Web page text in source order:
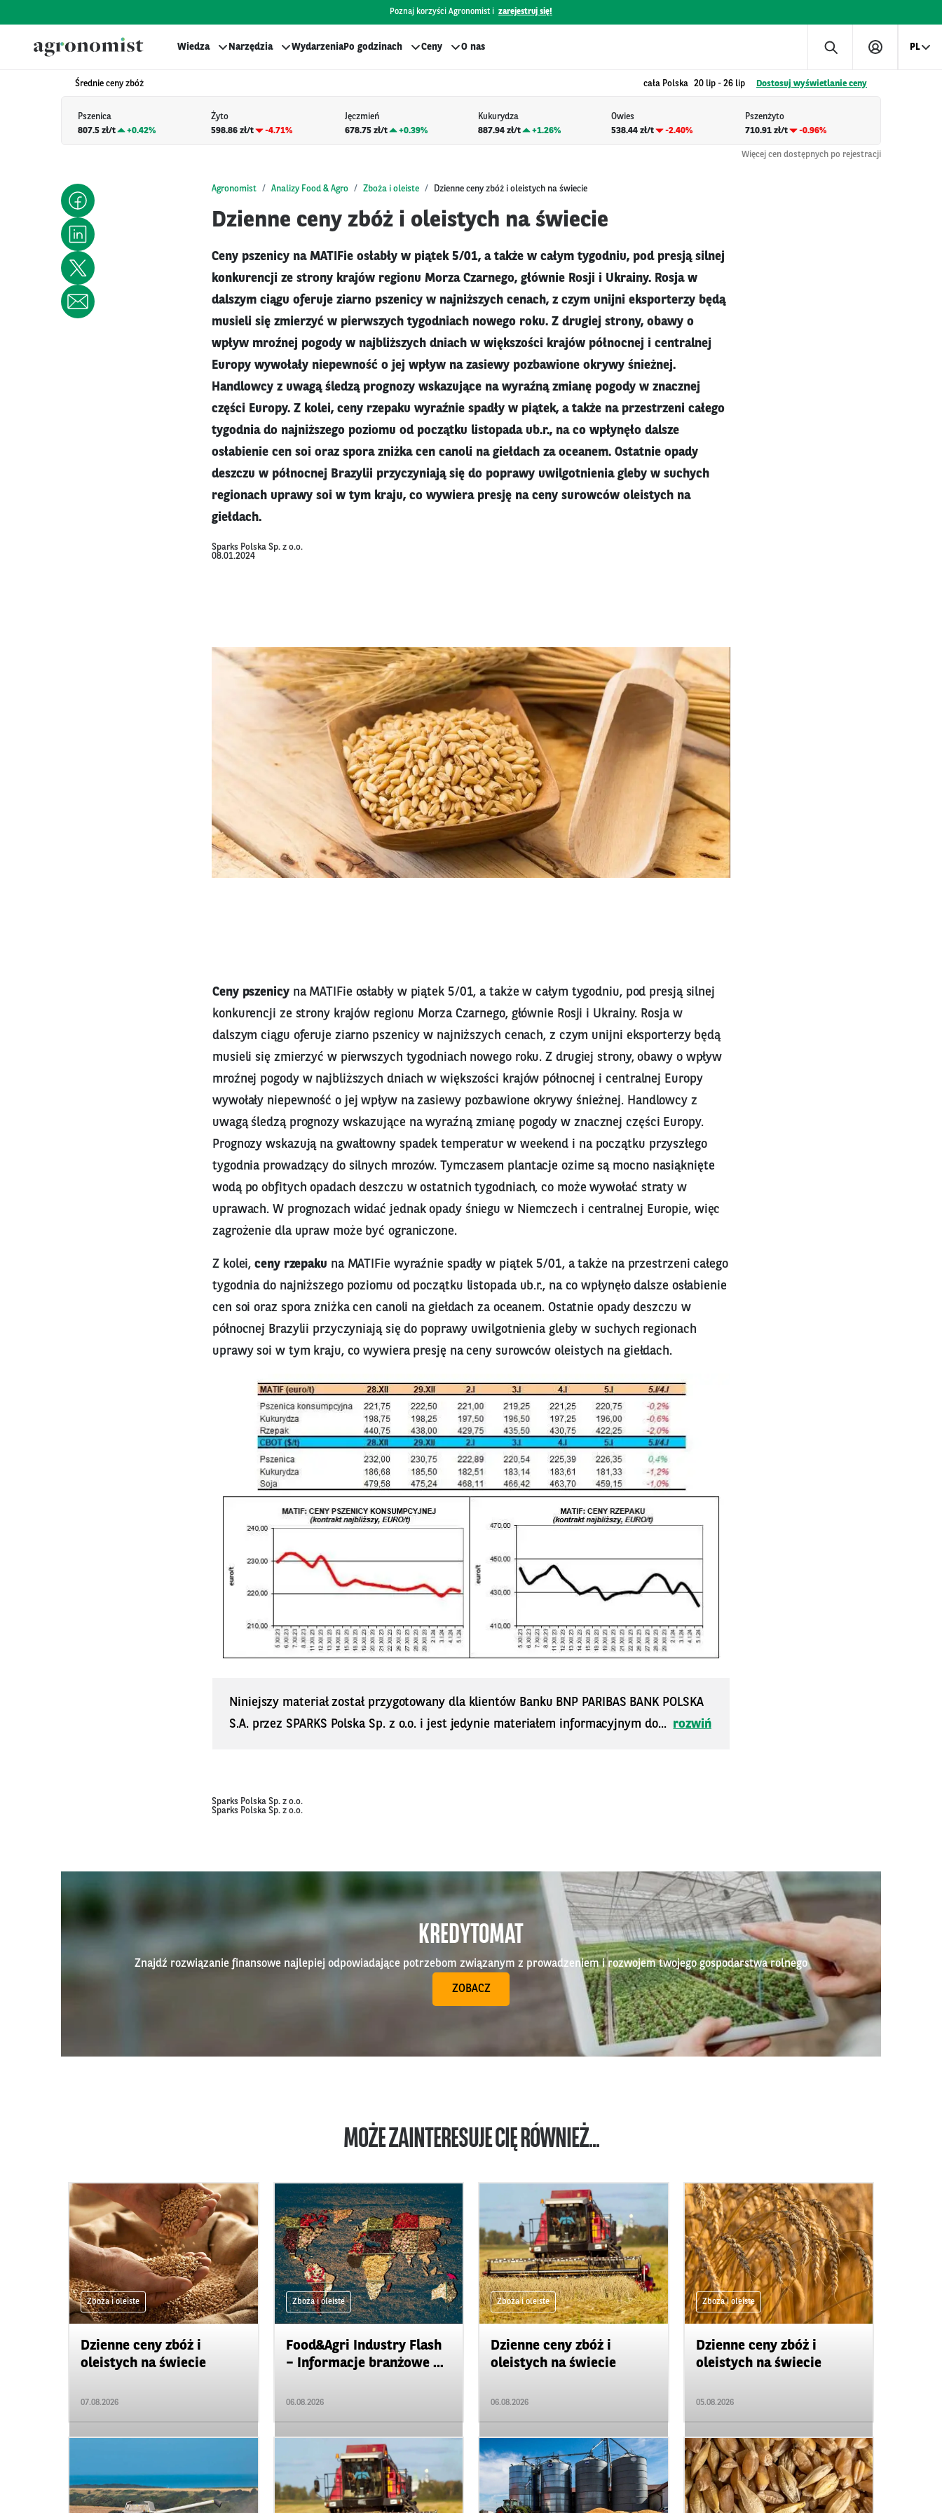
Poznaj korzyści Agronomist i zarejestruj się!
Wiedza Narzędzia WydarzeniaPo godzinach Ceny O nas PL
Średnie ceny zbóż cała Polska 20 lip - 26 lip Dostosuj wyświetlanie ceny
Pszenica
807.5 zł/t
+0.42%
Żyto
598.86 zł/t
-4.71%
Jęczmień
678.75 zł/t
+0.39%
Kukurydza
887.94 zł/t
+1.26%
Owies
538.44 zł/t
-2.40%
Pszenżyto
710.91 zł/t
-0.96%
Więcej cen dostępnych po rejestracji
Agronomist Analizy Food & Agro Zboża i oleiste Dzienne ceny zbóż i oleistych na świecie
Dzienne ceny zbóż i oleistych na świecie
Ceny pszenicy na MATIFie osłabły w piątek 5/01, a także w całym tygodniu, pod presją silnej
konkurencji ze strony krajów regionu Morza Czarnego, głównie Rosji i Ukrainy. Rosja w
dalszym ciągu oferuje ziarno pszenicy w najniższych cenach, z czym unijni eksporterzy będą
musieli się zmierzyć w pierwszych tygodniach nowego roku. Z drugiej strony, obawy o
wpływ mroźnej pogody w najbliższych dniach w większości krajów północnej i centralnej
Europy wywołały niepewność o jej wpływ na zasiewy pozbawione okrywy śnieżnej.
Handlowcy z uwagą śledzą prognozy wskazujące na wyraźną zmianę pogody w znacznej
części Europy. Z kolei, ceny rzepaku wyraźnie spadły w piątek, a także na przestrzeni całego
tygodnia do najniższego poziomu od początku listopada ub.r., na co wpłynęło dalsze
osłabienie cen soi oraz spora zniżka cen canoli na giełdach za oceanem. Ostatnie opady
deszczu w północnej Brazylii przyczyniają się do poprawy uwilgotnienia gleby w suchych
regionach uprawy soi w tym kraju, co wywiera presję na ceny surowców oleistych na
giełdach.
Sparks Polska Sp. z o.o.
08.01.2024
Ceny pszenicyna MATIFie osłabły w piątek 5/01, a także w całym tygodniu, pod presją silnej
konkurencji ze strony krajów regionu Morza Czarnego, głównie Rosji i Ukrainy. Rosja w
dalszym ciągu oferuje ziarno pszenicy w najniższych cenach, z czym unijni eksporterzy będą
musieli się zmierzyć w pierwszych tygodniach nowego roku. Z drugiej strony, obawy o wpływ
mroźnej pogody w najbliższych dniach w większości krajów północnej i centralnej Europy
wywołały niepewność o jej wpływ na zasiewy pozbawione okrywy śnieżnej. Handlowcy z
uwagą śledzą prognozy wskazujące na wyraźną zmianę pogody w znacznej części Europy.
Prognozy wskazują na gwałtowny spadek temperatur w weekend i na początku przyszłego
tygodnia prowadzący do silnych mrozów. Tymczasem plantacje ozime są mocno nasiąknięte
wodą po obfitych opadach deszczu w ostatnich tygodniach, co może wywołać straty w
uprawach. W prognozach widać jednak opady śniegu w Niemczech i centralnej Europie, więc
zagrożenie dla upraw może być ograniczone.
Z kolei,ceny rzepaku na MATIFie wyraźnie spadły w piątek 5/01, a także na przestrzeni całego
tygodnia do najniższego poziomu od początku listopada ub.r., na co wpłynęło dalsze osłabienie
cen soi oraz spora zniżka cen canoli na giełdach za oceanem. Ostatnie opady deszczu w
północnej Brazylii przyczyniają się do poprawy uwilgotnienia gleby w suchych regionach
uprawy soi w tym kraju, co wywiera presję na ceny surowców oleistych na giełdach.
Niniejszy materiał został przygotowany dla klientów Banku BNP PARIBAS BANK POLSKA
S.A. przez SPARKS Polska Sp. z o.o. i jest jedynie materiałem informacyjnym do... rozwiń
Sparks Polska Sp. z o.o.
Sparks Polska Sp. z o.o.
KREDYTOMAT
Znajdź rozwiązanie finansowe najlepiej odpowiadające potrzebom związanym z prowadzeniem i rozwojem twojego gospodarstwa rolnego
ZOBACZ
MOŻE ZAINTERESUJE CIĘ RÓWNIEŻ...
Zboża i oleiste
Dzienne ceny zbóż i
oleistych na świecie
07.08.2026
Zboża i oleiste
Food&Agri Industry Flash
– Informacje branżowe ...
06.08.2026
Zboża i oleiste
Dzienne ceny zbóż i
oleistych na świecie
06.08.2026
Zboża i oleiste
Dzienne ceny zbóż i
oleistych na świecie
05.08.2026